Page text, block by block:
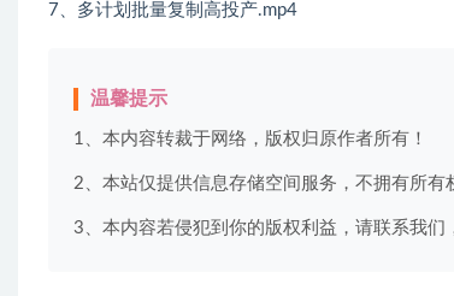
7、多计划批量复制高投产.mp4
温馨提示
1、本内容转裁于网络，版权归原作者所有！
2、本站仅提供信息存储空间服务，不拥有所有
3、本内容若侵犯到你的版权利益，请联系我们